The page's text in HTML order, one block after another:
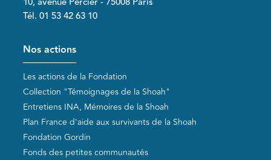
Tél. 01 53 42 63 10
Pied de page
Nos actions
Les actions de la Fondation
Collection "Témoignages de la Shoah"
Entretiens INA, Mémoires de la Shoah
Plan France d'aide aux survivants de la Shoah
Fondation Gordin
Fonds des petites communautés